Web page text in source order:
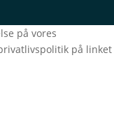
på vores
på linket